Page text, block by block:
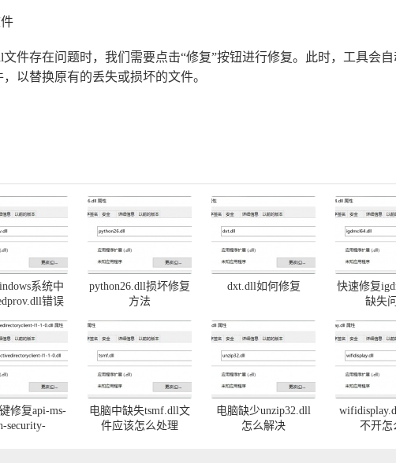
文件存在问题时，我们需要点击“修复”按钮进行修复。此时，工具会
以替换原有的丢失或损坏的文件。
系统中
错误
python26.dll损坏修复
方法
dxt.dll如何修复
快速修复
缺失
修复api-ms-
security-
电脑中缺失tsmf.dll文
件应该怎么处理
电脑缺少unzip32.dll
怎么解决
不开怎